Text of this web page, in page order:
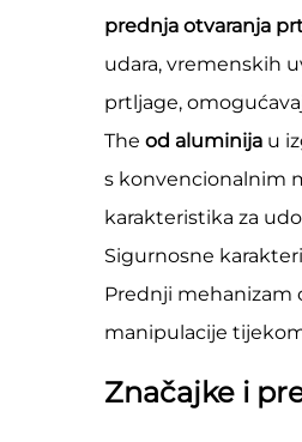
prednja otvaranja
udara, vremenskih
prtljage,
The od aluminija u
s konvencionalnim
karakteristika za
Sigurnosne
Prednji mehanizam
manipulacije
Značajke i